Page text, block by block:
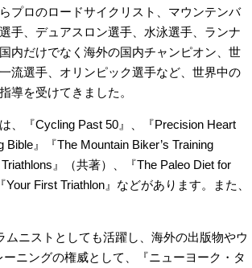
プロのロードサイクリスト、マウンテンバ
手、デュアスロン選手、水泳選手、ランナ
内だけでなく海外の国内チャンピオン、世
流選手、オリンピック選手など、世界中の
導を受けてきました。
、『Cycling Past 50』、『Precision Heart
Bible』『The Mountain Biker’s Training
』（共著）、『The Paleo Diet for
First Triathlon』などがあります。また、
ムニストとしても活躍し、海外の出版物やウ
ニングの権威として、『ニューヨーク・タ